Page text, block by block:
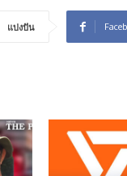
แบ่งปัน